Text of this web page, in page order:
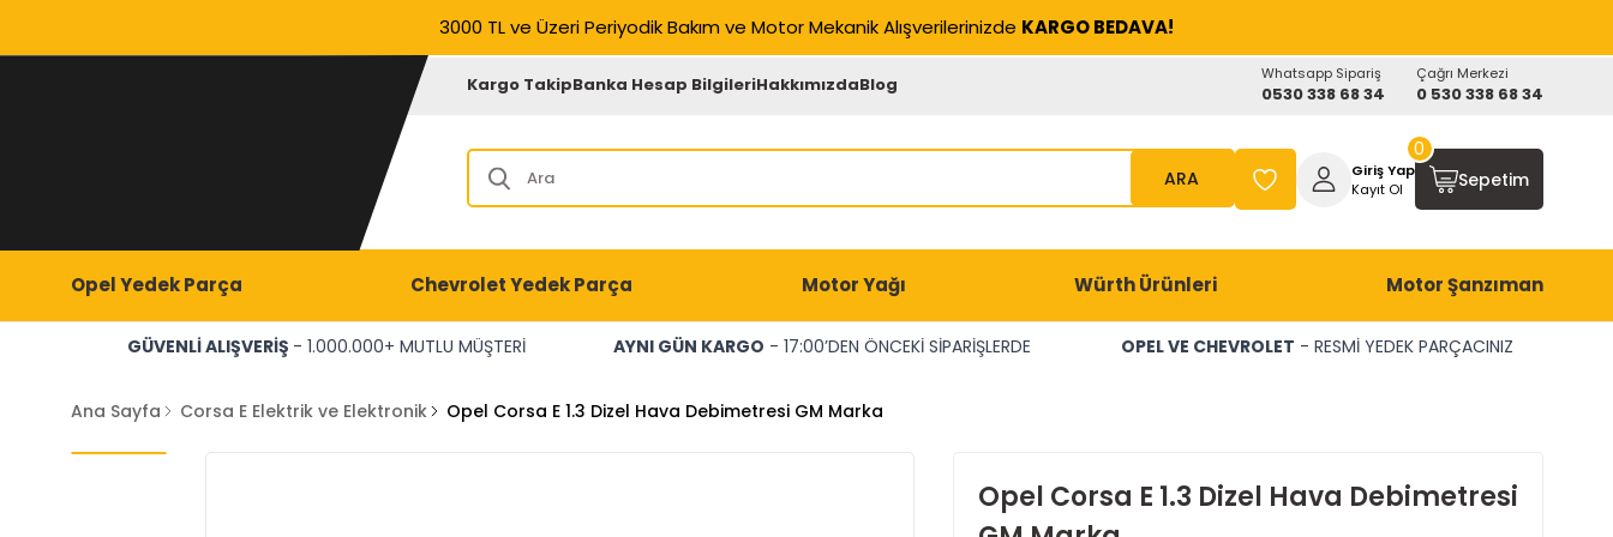
3000 TL ve Üzeri Periyodik Bakım ve Motor Mekanik Alışverilerinizde KARGO BEDAVA!
Kargo TakipBanka Hesap BilgileriHakkımızdaBlog Whatsapp Sipariş
0530 338 68 34
Çağrı Merkezi
0 530 338 68 34
ARA
Giriş Yap
Kayıt Ol
Sepetim
0
Opel Yedek Parça Chevrolet Yedek Parça Motor Yağı Würth Ürünleri Motor Şanzıman
GÜVENLİ ALIŞVERİŞ - 1.000.000+ MUTLU MÜŞTERİ AYNI GÜN KARGO - 17:00’DEN ÖNCEKİ SİPARİŞLERDE OPEL VE CHEVROLET - RESMİ YEDEK PARÇACINIZ
Ana Sayfa Corsa E Elektrik ve Elektronik Opel Corsa E 1.3 Dizel Hava Debimetresi GM Marka
Opel Corsa E 1.3 Dizel Hava Debimetresi